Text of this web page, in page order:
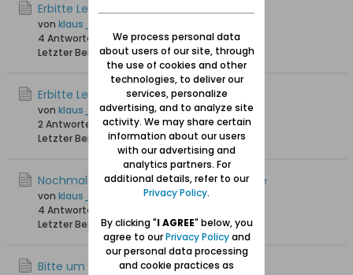
Erbitte Lesehilfe
von klaus_skibowski
4 Antworten
1.796 Hits0 Likes
Letzter Beitrag17.08.2025, 19:17
Erbitte Lesehilfe
von klaus_skibowski
2 Antworten
1.580 Hits 0 Likes
Letzter Beitrag02.08.2025, 22:42
Nochmals Lesehilfe einer Geburtsurkunde
von klaus_skibowski
4 Antworten
Letzter Beitrag 21.07.2025, 13:34
Bitte um Lesehilfe einer Geburtsurkunde
We process personal data
about users of our site, through
the use of cookies and other
technologies, to deliver our
services, personalize
advertising, and to analyze site
activity. We may share certain
information about our users
with our advertising and
analytics partners. For
additional details, refer to our
Privacy Policy.
By clicking "I AGREE" below, you
agree to ourPrivacy Policyand
our personal data processing
and cookie practices as